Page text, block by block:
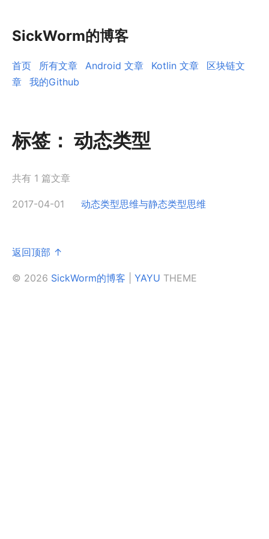
SickWorm的博客
首页 所有文章 Android 文章 Kotlin 文章
区块链文
章
我的Github
标签： 动态类型
共有 1 篇文章
2017-04-01 动态类型思维与静态类型思维
返回顶部 ↑
© 2026 SickWorm的博客 YAYU THEME